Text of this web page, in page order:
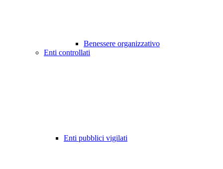
Benessere organizzativo
Enti controllati
Enti pubblici vigilati